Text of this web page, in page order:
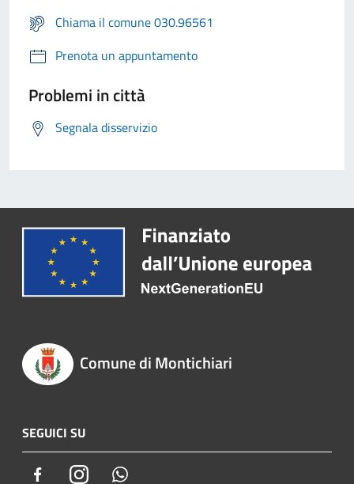
Chiama il comune 030.96561
Prenota un appuntamento
Problemi in città
Segnala disservizio
Comune di Montichiari
SEGUICI SU
FacebookInstagram